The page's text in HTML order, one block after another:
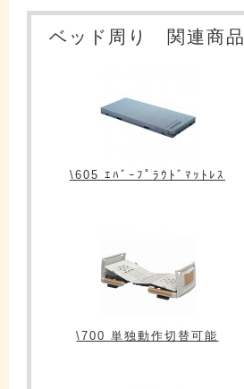
ベッド周り 関連商品
\605 ｴﾊﾞｰﾌﾟﾗｳﾄﾞﾏｯﾄﾚｽ
\700 単独動作切替可能